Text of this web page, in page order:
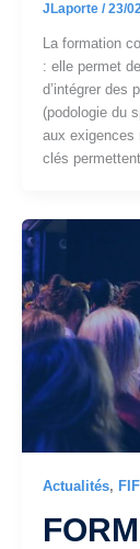
JLaporte / 23/
La formation
: elle permet
d’intégrer des
(podologie du
aux exigences
clés
Actualités,